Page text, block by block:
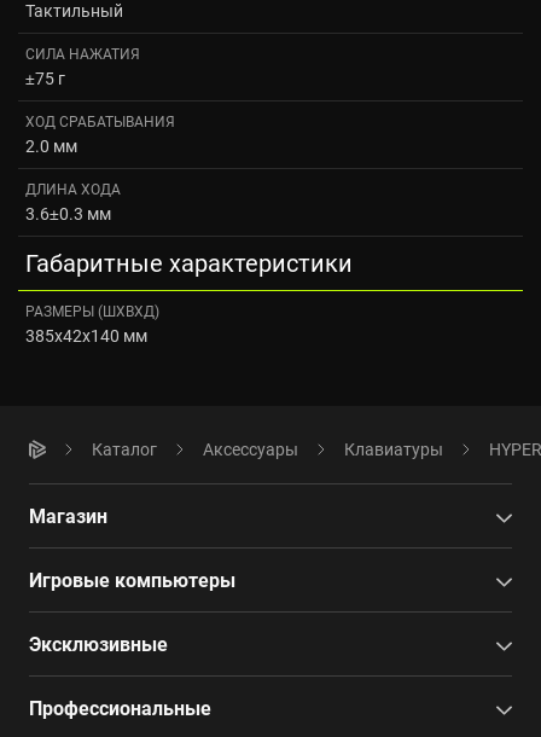
Тактильный
СИЛА НАЖАТИЯ
±75 г
ХОД СРАБАТЫВАНИЯ
2.0 мм
ДЛИНА ХОДА
3.6±0.3 мм
Габаритные характеристики
РАЗМЕРЫ (ШXВXД)
385x42x140 мм
Каталог Аксессуары Клавиатуры
Магазин
Игровые компьютеры
Эксклюзивные
Профессиональные